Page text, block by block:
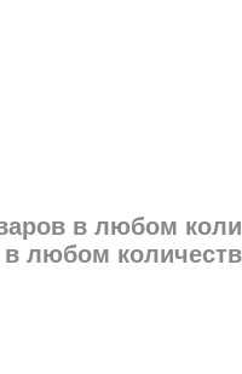
в любом
любом